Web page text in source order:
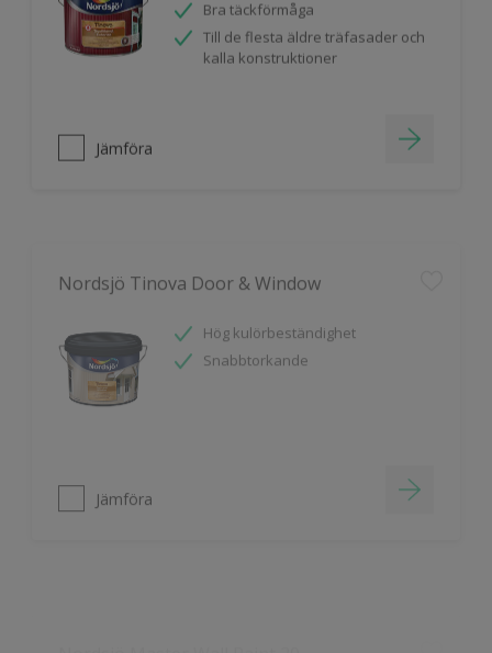
Till de flesta äldre träfasader och
kalla konstruktioner
Jämföra
Hög kulörbeständighet
Snabbtorkande